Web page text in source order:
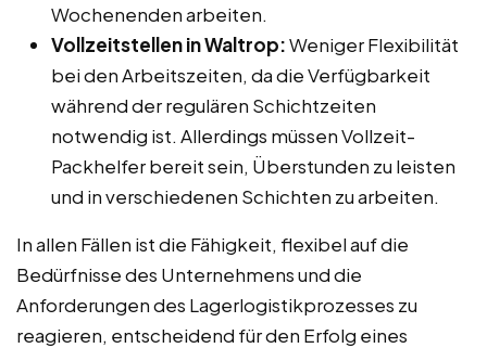
Wochenenden arbeiten.
Vollzeitstellen in Waltrop:Weniger Flexibilität
bei den Arbeitszeiten, da die Verfügbarkeit
während der regulären Schichtzeiten
notwendig ist. Allerdings müssen Vollzeit-
Packhelfer bereit sein, Überstunden zu leisten
und in verschiedenen Schichten zu arbeiten.
In allen Fällen ist die Fähigkeit, flexibel auf die
Bedürfnisse des Unternehmens und die
Anforderungen des Lagerlogistikprozesses zu
reagieren, entscheidend für den Erfolg eines